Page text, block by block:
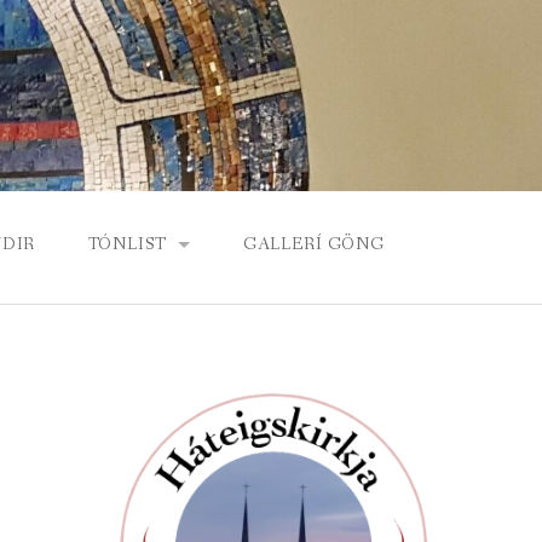
TÓNLIST
KORDÍA, KÓR HÁTEIGSKIRKJU
ORGEL HÁTEIGSKIRKJU
GALLERÍ GÖNG